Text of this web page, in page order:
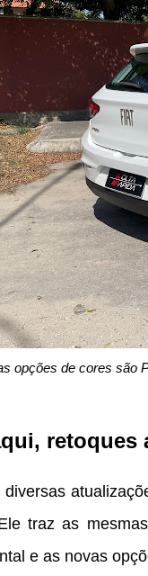
opções de cores são
retoques
diversas
traz as
e as novas